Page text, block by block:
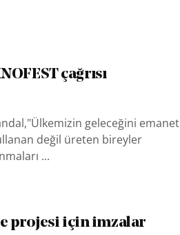
çağrısı
geleceğini emanet
değil üreten bireyler
...
projesi için imzalar